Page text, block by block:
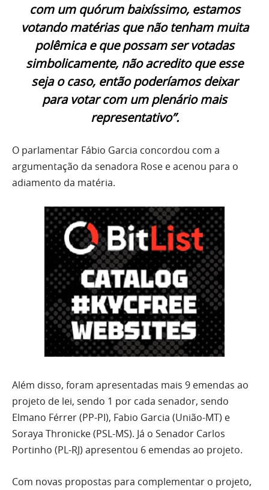
com um quórum baixíssimo, estamos
votando matérias que não tenham muita
polêmica e que possam ser votadas
simbolicamente, não acredito que esse
seja o caso, então poderíamos deixar
para votar com um plenário mais
representativo”.
O parlamentar Fábio Garcia concordou com a
argumentação da senadora Rose e acenou para o
adiamento da matéria.
Além disso, foram apresentadas mais 9 emendas ao
projeto de lei, sendo 1 por cada senador, sendo
Elmano Férrer (PP-PI), Fabio Garcia (União-MT) e
Soraya Thronicke (PSL-MS). Já o Senador Carlos
Portinho (PL-RJ) apresentou 6 emendas ao projeto.
Com novas propostas para complementar o projeto,